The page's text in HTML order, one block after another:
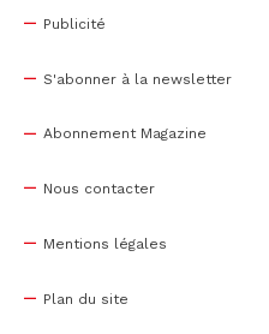
Publicité
S'abonner à la newsletter
Abonnement Magazine
Nous contacter
Mentions légales
Plan du site